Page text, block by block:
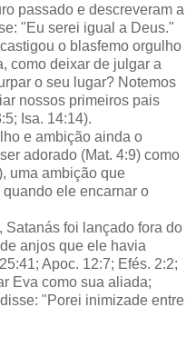
passado e descreveram a
"Eu serei igual a Deus."
o blasfemo orgulho
como deixar de julgar a
o seu lugar? Notemos
nossos primeiros pais
Isa. 14:14).
e ambição ainda o
adorado (Mat. 4:9) como
uma ambição que
ele encarnar o
foi lançado fora do
anjos que ele havia
Apoc. 12:7; Efés. 2:2;
Eva como sua aliada;
"Porei inimizade entre